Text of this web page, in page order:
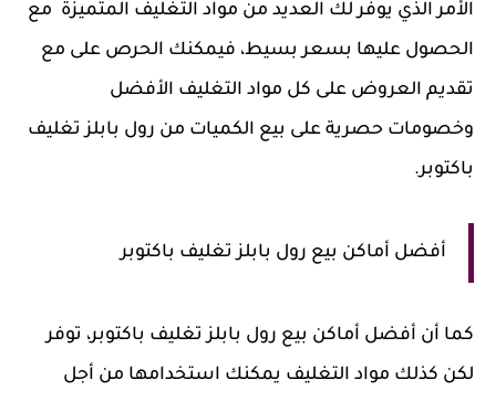
الأمر الذي يوفر لك العديد من مواد التغليف المتميزة مع
الحصول عليها بسعر بسيط، فيمكنك الحرص على مع
تقديم العروض على كل مواد التغليف الأفضل
وخصومات حصرية على بيع الكميات من رول بابلز تغليف
باكتوبر.
أفضل أماكن بيع رول بابلز تغليف باكتوبر
كما أن أفضل أماكن بيع رول بابلز تغليف باكتوبر، توفر
لكن كذلك مواد التغليف يمكنك استخدامها من أجل